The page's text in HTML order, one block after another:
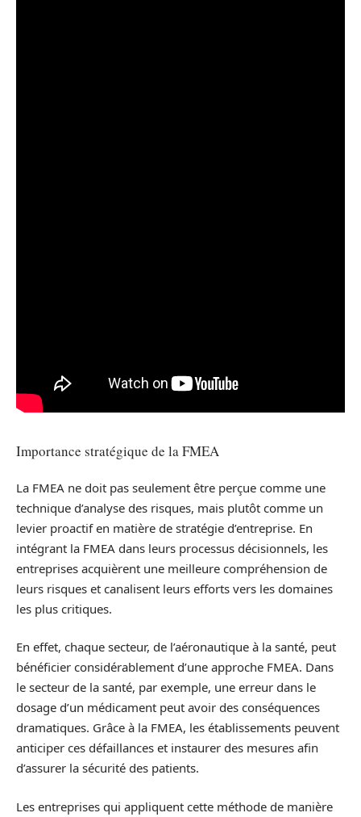
Importance stratégique de la FMEA
La FMEA ne doit pas seulement être perçue comme une
technique d’analyse des risques, mais plutôt comme un
levier proactif en matière de stratégie d’entreprise. En
intégrant la FMEA dans leurs processus décisionnels, les
entreprises acquièrent une meilleure compréhension de
leurs risques et canalisent leurs efforts vers les domaines
les plus critiques.
En effet, chaque secteur, de l’aéronautique à la santé, peut
bénéficier considérablement d’une approche FMEA. Dans
le secteur de la santé, par exemple, une erreur dans le
dosage d’un médicament peut avoir des conséquences
dramatiques. Grâce à la FMEA, les établissements peuvent
anticiper ces défaillances et instaurer des mesures afin
d’assurer la sécurité des patients.
Les entreprises qui appliquent cette méthode de manière